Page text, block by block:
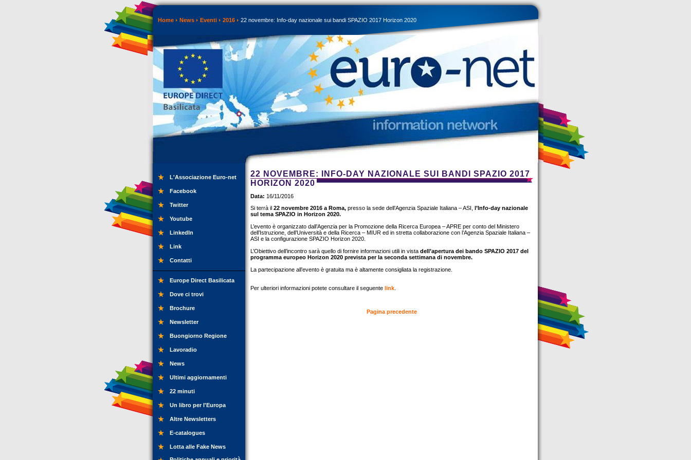
Home News Eventi 2016 22 novembre: Info-day nazionale sui bandi SPAZIO 2017 Horizon 2020
L'Associazione Euro-net
Facebook
Twitter
Youtube
LinkedIn
Link
Contatti
Europe Direct Basilicata
Dove ci trovi
Brochure
Newsletter
Buongiorno Regione
Lavoradio
News
Ultimi aggiornamenti
22 minuti
Un libro per l'Europa
Altre Newsletters
E-catalogues
Lotta alle Fake News
22 NOVEMBRE: INFO-DAY NAZIONALE SUI BANDI SPAZIO 2017
HORIZON 2020
Data: 16/11/2016
Si terrà il 22 novembre 2016 a Roma, presso la sede dell’Agenzia Spaziale Italiana – ASI, l’Info-day nazionale
sul tema SPAZIO in Horizon 2020.
L’evento è organizzato dall’Agenzia per la Promozione della Ricerca Europea – APRE per conto del Ministero
dell’Istruzione, dell’Università e della Ricerca – MIUR ed in stretta collaborazione con l’Agenzia Spaziale Italiana –
ASI e la configurazione SPAZIO Horizon 2020.
L’Obiettivo dell’incontro sarà quello di fornire informazioni utili in vista dell’apertura dei bando SPAZIO 2017 del
programma europeo Horizon 2020 prevista per la seconda settimana di novembre.
La partecipazione all’evento è gratuita ma è altamente consigliata la registrazione.
Per ulteriori informazioni potete consultare il seguente link
Pagina precedente